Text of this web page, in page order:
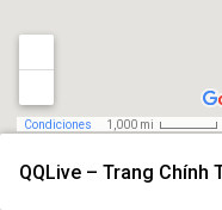
Condiciones 1,000 mi